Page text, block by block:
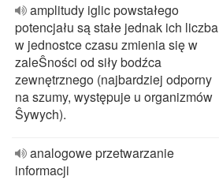
amplitudy iglic powstałego
potencjału są stałe jednak ich liczba
w jednostce czasu zmienia się w
zaleŜności od siły bodźca
zewnętrznego (najbardziej odporny
na szumy, występuje u organizmów
Ŝywych).
analogowe przetwarzanie
informacji